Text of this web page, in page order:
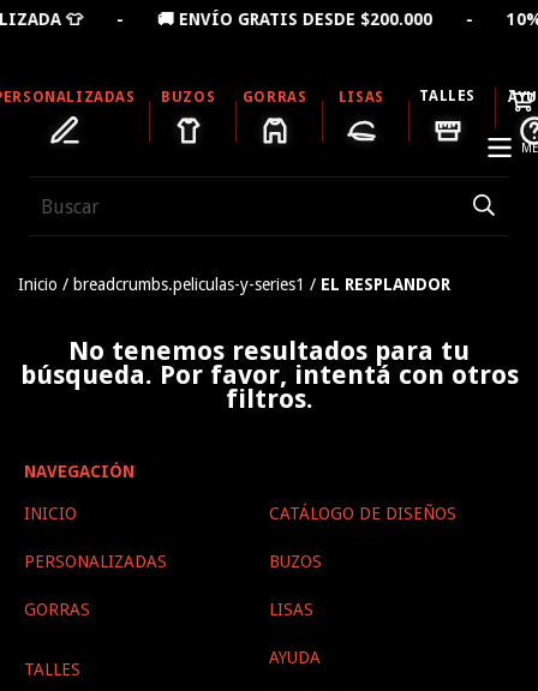
👕 - 🚚 ENVÍO GRATIS DESDE $200.000 - 10%
BUZOS GORRAS LISAS TALLES
Inicio / breadcrumbs.peliculas-y-series1 / EL RESPLANDOR
No tenemos resultados para tu
búsqueda. Por favor, intentá con otros
filtros.
NAVEGACIÓN
INICIO CATÁLOGO DE DISEÑOS
PERSONALIZADAS BUZOS
GORRAS LISAS
TALLES
AYUDA